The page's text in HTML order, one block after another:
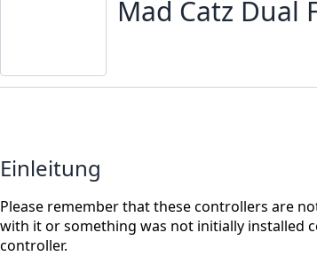
Mad Catz Dual
Einleitung
Please remember that these controllers are
with it or something was not initially installed
controller.